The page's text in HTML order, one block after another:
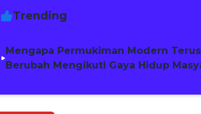
Trending
Mengapa Permukiman Modern Terus
Berubah Mengikuti Gaya Hidup